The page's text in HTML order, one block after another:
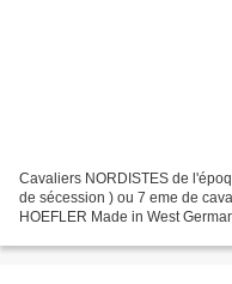
Cavaliers NORDISTES de
de sécession ) ou 7 eme de
HOEFLER Made in West